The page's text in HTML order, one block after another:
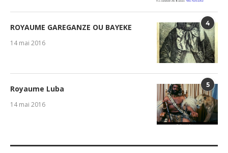
4
ROYAUME GAREGANZE OU BAYEKE
14 mai 2016
5
Royaume Luba
14 mai 2016